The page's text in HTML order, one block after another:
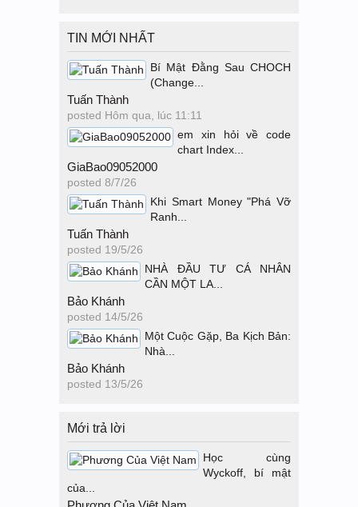
TIN MỚI NHẤT
Bí Mật Đằng Sau CHOCH
(Change...
Tuấn Thành
posted Hôm qua, lúc 11:11
em xin hỏi về code
chart Index...
GiaBao09052000
posted 8/7/26
Khi Smart Money "Phá Vỡ
Ranh...
Tuấn Thành
posted 19/5/26
NHÀ ĐẦU TƯ CÁ NHÂN
CẦN MỘT LA...
Bảo Khánh
posted 14/5/26
Một Cuộc Gặp, Ba Kịch Bản:
Nhà...
Bảo Khánh
posted 13/5/26
Mới trả lời
Học cùng
Wyckoff, bí mật
của...